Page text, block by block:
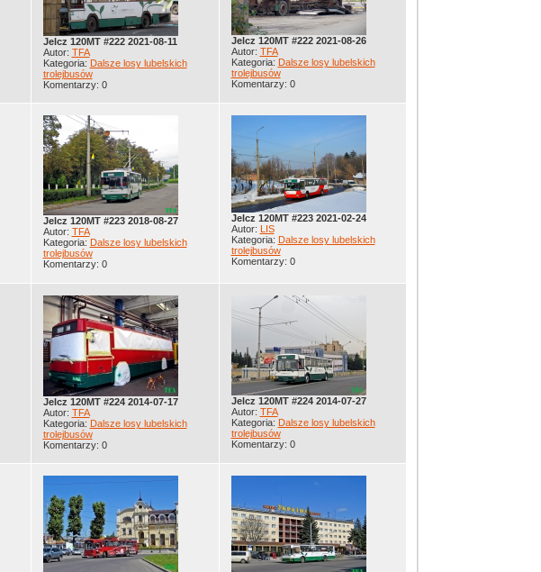
Jelcz 120MT #222 2021-08-11
Autor: TFA
Kategoria: Dalsze losy lubelskich
trolejbusów
Komentarzy: 0
Jelcz 120MT #222 2021-08-26
Autor: TFA
Kategoria: Dalsze losy lubelskich
trolejbusów
Komentarzy: 0
Jelcz 120MT #223 2018-08-27
Autor: TFA
Kategoria: Dalsze losy lubelskich
trolejbusów
Komentarzy: 0
Jelcz 120MT #223 2021-02-24
Autor: LIS
Kategoria: Dalsze losy lubelskich
trolejbusów
Komentarzy: 0
Jelcz 120MT #224 2014-07-17
Autor: TFA
Kategoria: Dalsze losy lubelskich
trolejbusów
Komentarzy: 0
Jelcz 120MT #224 2014-07-27
Autor: TFA
Kategoria: Dalsze losy lubelskich
trolejbusów
Komentarzy: 0